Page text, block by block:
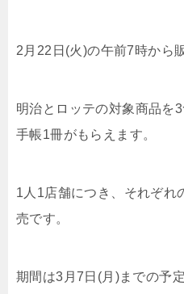
2月22日(火)の午前7時から
明治とロッテの対象商品を
手帳1冊がもらえます。
1人1店舗につき、それぞれ
売です。
期間は3月7日(月)までの予